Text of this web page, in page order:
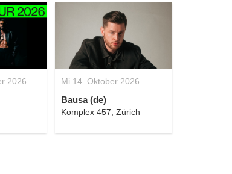
2026 Mi 14. Oktober 2026
Bausa (de)
Komplex 457, Zürich